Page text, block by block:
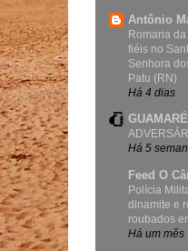
Antônio
Romaria
fiéis no
Senhora
Patu (RN)
Há 4 dias
Há 5
Feed O
Polícia
dinamite e
roubados
Há um mês